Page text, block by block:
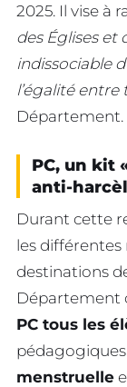
2025. Il vise à
des Églises et
indissociable
l’égalité entre
Département.
PC, un kit
anti-
Durant cette
les différentes
destinations
Département
PC tous les
menstruelle